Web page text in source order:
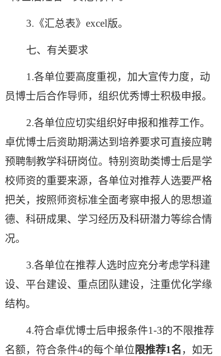
3. 《汇总表》 excel版。
七、有关要求
1.各单位要高度重视，加大宣传力度，动
员博士后合作导师，组织优秀博士积极申报。
2.各单位应切实组织好申报和推荐工作。
卓优博士后资助期满达到培养要求可直接应聘
预聘制教学科研岗位。特别资助类博士后是学
校师资的重要来源，各单位对推荐人选要严格
把关，按照师资标准全面考察申报人的思想道
德、科研成果、学习经历及科研潜力等综合情
况。
3.各单位在推荐人选时应充分考虑学科建
设、平台建设、重点团队建设，注重优化学缘
结构。
4.符合卓优博士后申报条件1-3的不限推荐
名额，符合条件4的每个单位 限推荐1 名 ，如无